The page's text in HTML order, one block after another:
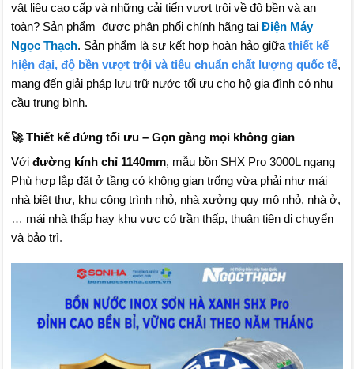
vật liệu cao cấp và những cải tiến vượt trội về độ bền và an
toàn? Sản phẩm được phân phối chính hãng tại Điện Máy
Ngọc Thạch. Sản phẩm là sự kết hợp hoàn hảo giữa thiết kế
hiện đại, độ bền vượt trội và tiêu chuẩn chất lượng quốc tế,
mang đến giải pháp lưu trữ nước tối ưu cho hộ gia đình có nhu
cầu trung bình.
🚀 Thiết kế đứng tối ưu – Gọn gàng mọi không gian
Với đường kính chỉ 1140mm, mẫu bồn SHX Pro 3000L ngang
Phù hợp lắp đặt ở tầng có không gian trống vừa phải như mái
nhà biệt thự, khu công trình nhỏ, nhà xưởng quy mô nhỏ, nhà ở,
… mái nhà thấp hay khu vực có trần thấp, thuận tiện di chuyển
và bảo trì.